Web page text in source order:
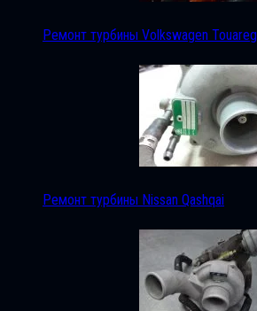
Ремонт турбины Volkswagen Touareg
Ремонт турбины Nissan Qashqai